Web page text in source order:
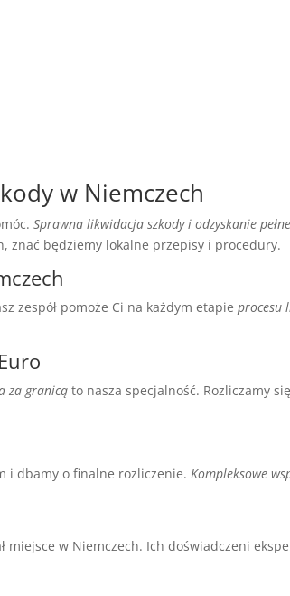
w Niemczech
Sprawna likwidacja szkody i odzyskanie
znać będziemy lokalne przepisy i procedury.
zespół pomoże Ci na każdym etapieprocesu
za granicą to nasza specjalność. Rozliczamy
i dbamy o finalne rozliczenie. Kompleksowe
miejsce w Niemczech. Ich doświadczeni